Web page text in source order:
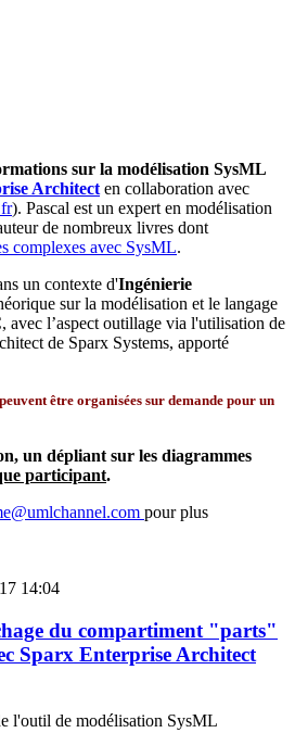
sur la modélisation SysML
Architect en collaboration avec
). Pascal est un expert en modélisation
de nombreux livres dont
complexes avec SysML.
un contexte d'Ingénierie
sur la modélisation et le langage
avec l’aspect outillage via l'utilisation de
de Sparx Systems, apporté
être organisées sur demande pour un
un dépliant sur les diagrammes
participant.
pour plus
14:04
du compartiment "parts"
Sparx Enterprise Architect
l'outil de modélisation SysML